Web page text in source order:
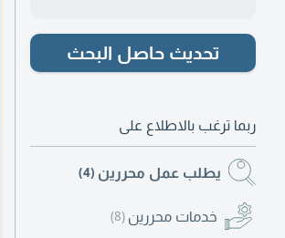
تحديث حاصل البحث
ربما ترغب بالاطلاع على
يطلب عمل محررين (4)
خدمات محررين (8)